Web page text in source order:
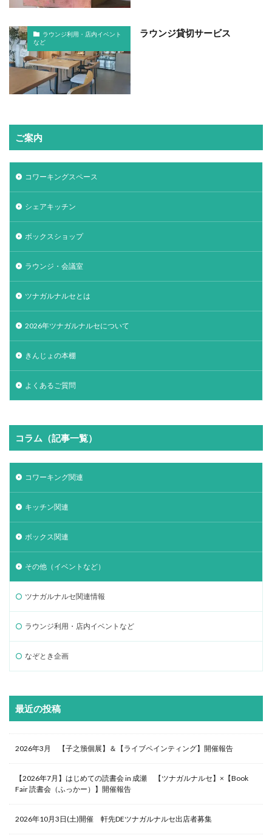
ラウンジ利用・店内イベント
など
ラウンジ貸切サービス
ご案内
コワーキングスペース
シェアキッチン
ボックスショップ
ラウンジ・会議室
ツナガルナルセとは
2026年ツナガルナルセについて
きんじょの本棚
よくあるご質問
コラム（記事一覧）
コワーキング関連
キッチン関連
ボックス関連
その他（イベントなど）
ツナガルナルセ関連情報
ラウンジ利用・店内イベントなど
なぞとき企画
最近の投稿
2026年3月 【子之籏個展】＆【ライブペインティング】開催報告
【2026年7月】はじめての読書会 in 成瀬 【ツナガルナルセ】×【Book
Fair 読書会（ふっかー）】開催報告
2026年10月3日(土)開催 軒先DEツナガルナルセ出店者募集